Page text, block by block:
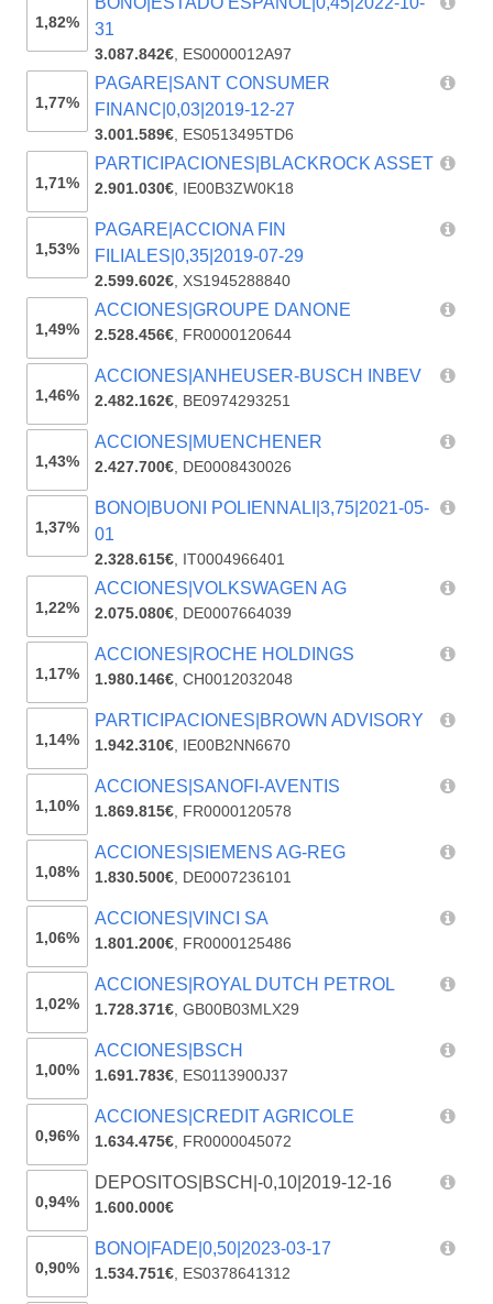
1,82%
31
3.087.842€, ES0000012A97
1,77%
PAGARE|SANT CONSUMER
FINANC|0,03|2019-12-27
3.001.589€, ES0513495TD6
1,71%
PARTICIPACIONES|BLACKROCK ASSET
2.901.030€, IE00B3ZW0K18
1,53%
PAGARE|ACCIONA FIN
FILIALES|0,35|2019-07-29
2.599.602€,XS1945288840
1,49%
ACCIONES|GROUPE DANONE
2.528.456€, FR0000120644
1,46%
ACCIONES|ANHEUSER-BUSCH INBEV
2.482.162€, BE0974293251
1,43%
ACCIONES|MUENCHENER
2.427.700€, DE0008430026
1,37%
BONO|BUONI POLIENNALI|3,75|2021-05-
01
2.328.615€, IT0004966401
1,22%
ACCIONES|VOLKSWAGEN AG
2.075.080€, DE0007664039
1,17%
ACCIONES|ROCHE HOLDINGS
1.980.146€,CH0012032048
1,14%
PARTICIPACIONES|BROWN ADVISORY
1.942.310€, IE00B2NN6670
1,10%
ACCIONES|SANOFI-AVENTIS
1.869.815€, FR0000120578
1,08%
ACCIONES|SIEMENS AG-REG
1.830.500€, DE0007236101
1,06%
ACCIONES|VINCI SA
1.801.200€, FR0000125486
1,02%
ACCIONES|ROYAL DUTCH PETROL
1.728.371€,GB00B03MLX29
1,00%
ACCIONES|BSCH
1.691.783€, ES0113900J37
0,96%
ACCIONES|CREDIT AGRICOLE
1.634.475€, FR0000045072
0,94%
DEPOSITOS|BSCH|-0,10|2019-12-16
1.600.000€
0,90%
BONO|FADE|0,50|2023-03-17
1.534.751€, ES0378641312